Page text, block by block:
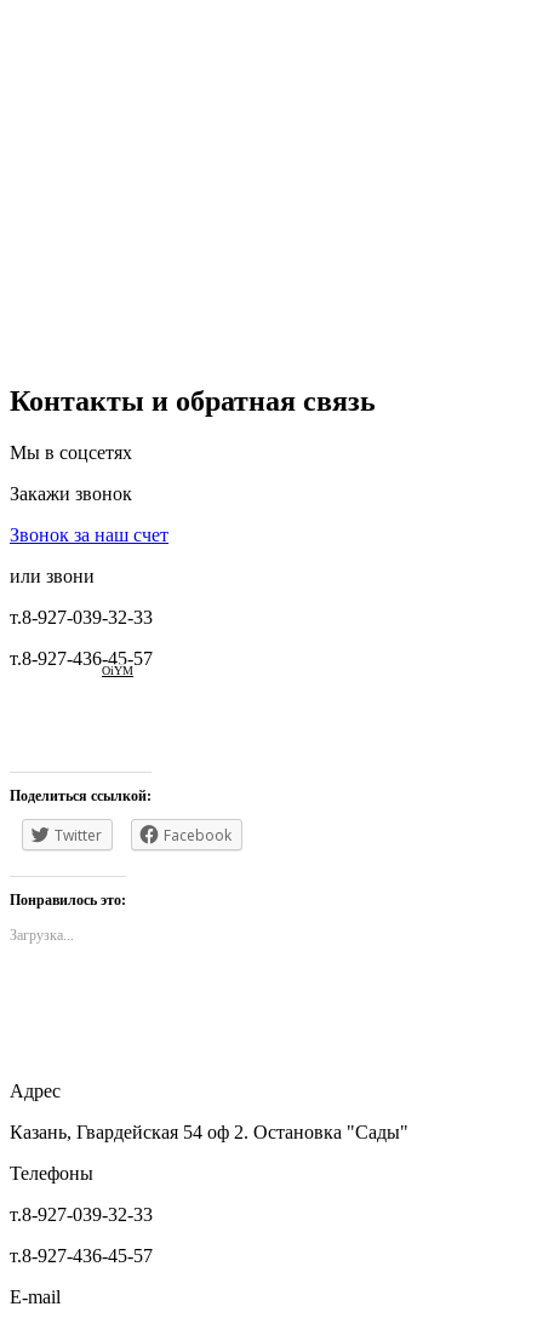
Контакты и обратная связь
Мы в соцсетях
Закажи звонок
Звонок за наш счет
или звони
т.8-927-039-32-33
т.8-927-436-45-57
OiYM
Поделиться ссылкой:
Twitter Facebook
Понравилось это:
Загрузка...
Адрес
Казань, Гвардейская 54 оф 2. Остановка "Сады"
Телефоны
т.8-927-039-32-33
т.8-927-436-45-57
E-mail